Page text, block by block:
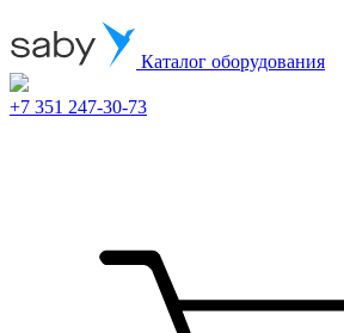
Каталог оборудования
+7 351 247-30-73